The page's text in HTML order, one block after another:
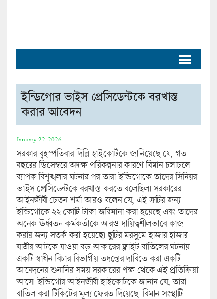
ইন্ডিগোর ভাইস প্রেসিডেন্টকে বরখাস্ত
করার আবেদন
January 22, 2026
সরকার বৃহস্পতিবার দিল্লি হাইকোর্টকে জানিয়েছে যে, গত
বছরের ডিসেম্বরে অদক্ষ পরিকল্পনার কারণে বিমান চলাচলে
ব্যাপক বিশৃঙ্খলার ঘটনার পর তারা ইন্ডিগোকে তাদের সিনিয়র
ভাইস প্রেসিডেন্টকে বরখাস্ত করতে বলেছিল। সরকারের
আইনজীবী চেতন শর্মা আরও বলেন যে, এই ত্রুটির জন্য
ইন্ডিগোকে ২২ কোটি টাকা জরিমানা করা হয়েছে এবং তাদের
অনেক ঊর্ধ্বতন কর্মকর্তাকে আরও দায়িত্বশীলভাবে কাজ
করার জন্য সতর্ক করা হয়েছে। ছুটির মরসুমে হাজার হাজার
যাত্রীর আটকে যাওয়া বড় আকারের ফ্লাইট বাতিলের ঘটনায়
একটি স্বাধীন বিচার বিভাগীয় তদন্তের দাবিতে করা একটি
আবেদনের শুনানির সময় সরকারের পক্ষ থেকে এই প্রতিক্রিয়া
আসে। ইন্ডিগোর আইনজীবী হাইকোর্টকে জানান যে, তারা
বাতিল করা টিকিটের মূল্য ফেরত দিয়েছে। বিমান সংস্থাটি